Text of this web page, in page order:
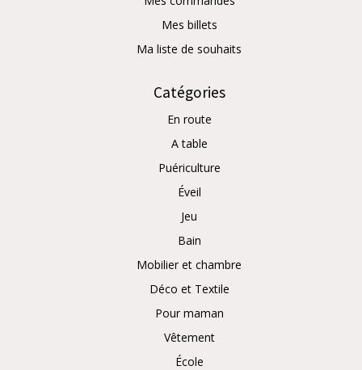
Mes billets
Ma liste de souhaits
Catégories
En route
A table
Puériculture
Éveil
Jeu
Bain
Mobilier et chambre
Déco et Textile
Pour maman
Vêtement
École